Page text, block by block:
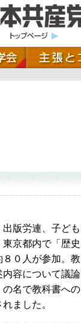
版労連、子ども
京都内で「歴史
０人が参加。教
容について議論
名で教科書への
ました。